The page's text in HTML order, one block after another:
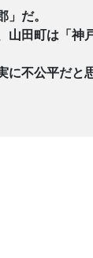
だ。
山田町は「神
不公平だと思